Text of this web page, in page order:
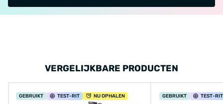
VERGELIJKBARE PRODUCTEN
GEBRUIKT TEST-RIT NU OPHALEN GEBRUIKT TEST-RIT